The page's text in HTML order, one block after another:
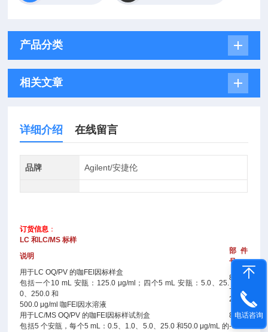
产品分类
相关文章
详细介绍 在线留言
品牌 Agilent/安捷伦
订货信息 ：
LC 和LC/MS 标样
说明
部件
号
用于LC OQ/PV 的咖FEI因标样盒
8500
-676
2
包括一个10 mL 安瓿：125.0 μg/ml；四个5 mL 安瓿：5.0、25.
0、250.0 和
500.0 μg/ml 咖FEI因水溶液
用于LC/MS OQ/PV 的咖FEI因标样试剂盒
8500
-691
包括5 个安瓿，每个5 mL：0.5、1.0、5.0、25.0 和50.0 μg/mL 的
电话咨询